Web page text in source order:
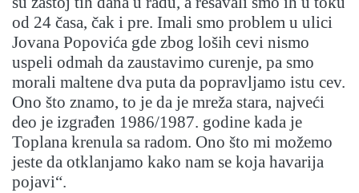
od 24 časa, čak i pre. Imali smo problem u ulici
Jovana Popovića gde zbog loših cevi nismo
uspeli odmah da zaustavimo curenje, pa smo
morali maltene dva puta da popravljamo istu cev.
Ono što znamo, to je da je mreža stara, najveći
deo je izgrađen 1986/1987. godine kada je
Toplana krenula sa radom. Ono što mi možemo
jeste da otklanjamo kako nam se koja havarija
pojavi“.